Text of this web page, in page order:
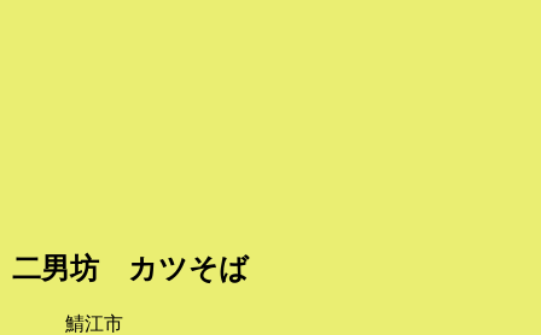
二男坊 カツそば
鯖江市